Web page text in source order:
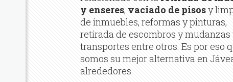
y enseres, vaciado de pisosy
de inmuebles, reformas y pinturas,
retirada de escombros y mudanzas
transportes entre otros. Es por eso
somos su mejor alternativa en
alrededores.